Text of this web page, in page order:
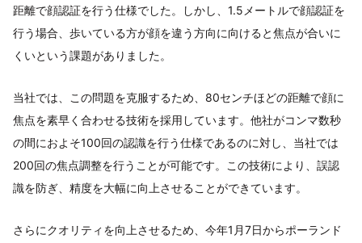
距離で顔認証を行う仕様でした。しかし、1.5メートルで顔認証を
行う場合、歩いている方が顔を違う方向に向けると焦点が合いに
くいという課題がありました。
当社では、この問題を克服するため、80センチほどの距離で顔に
焦点を素早く合わせる技術を採用しています。他社がコンマ数秒
の間におよそ100回の認識を行う仕様であるのに対し、当社では
200回の焦点調整を行うことが可能です。この技術により、誤認
識を防ぎ、精度を大幅に向上させることができています。
さらにクオリティを向上させるため、今年1月7日からポーランド